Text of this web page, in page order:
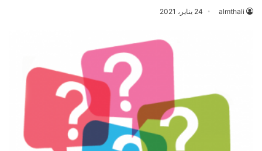
almthali 24 يناير، 2021